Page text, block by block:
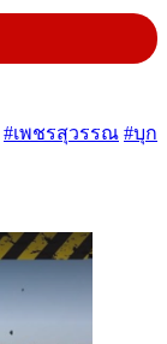
#เพชรสุวรรณ #บุก